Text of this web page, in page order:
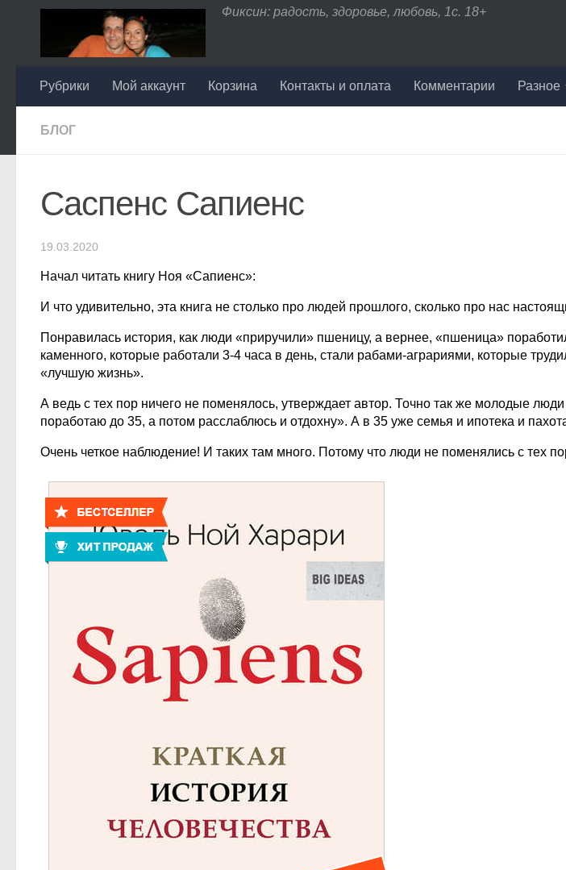
Перейти к содержимому
Фиксин: радость, здоровье, любовь, 1с. 18+
Рубрики Мой аккаунт Корзина Контакты и оплата Комментарии Разное
БЛОГ
Саспенс Сапиенс
19.03.2020
Начал читать книгу Ноя «Сапиенс»:
И что удивительно, эта книга не столько про людей прошлого, сколько про нас
Понравилась история, как люди «приручили» пшеницу, а вернее, «пшеница»
каменного, которые работали 3-4 часа в день, стали рабами-аграриями, которые
«лучшую жизнь».
А ведь с тех пор ничего не поменялось, утверждает автор. Точно так же молодые
поработаю до 35, а потом расслаблюсь и отдохну». А в 35 уже семья и ипотека и
Очень четкое наблюдение! И таких там много. Потому что люди не поменялись с тех